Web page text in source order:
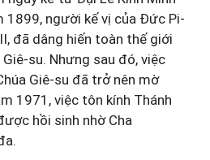
1899, người kế vị của Đức Pi-
đã dâng hiến toàn thế giới
su. Nhưng sau đó, việc
Giê-su đã trở nên mờ
1971, việc tôn kính Thánh
hồi sinh nhờ Cha